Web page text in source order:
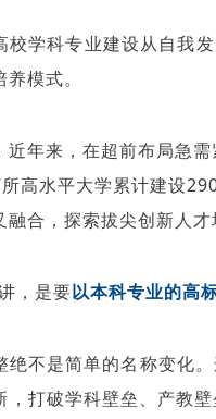
校学科专业建设从自我
模式。
近年来，在超前布局急
高水平大学累计建设
融合，探索拔尖创新人
，是要以本科专业的高
绝不是简单的名称变化
，打破学科壁垒、产教